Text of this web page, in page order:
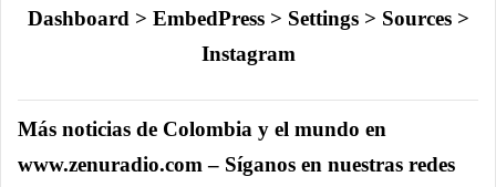
Dashboard > EmbedPress > Settings > Sources >
Instagram
Más noticias de Colombia y el mundo en
www.zenuradio.com – Síganos en nuestras redes